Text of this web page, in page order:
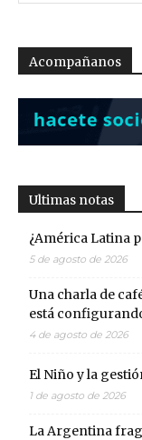
Acompañanos
Ultimas notas
¿América Latina
5 de agosto de 2026
Una charla de
está
4 de agosto de 2026
El Niño y la
1 de agosto de 2026
La Argentina